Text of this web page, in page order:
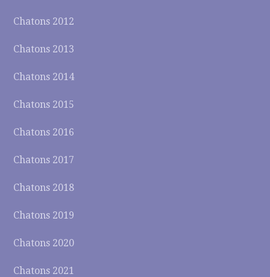
Chatons 2012
Chatons 2013
Chatons 2014
Chatons 2015
Chatons 2016
Chatons 2017
Chatons 2018
Chatons 2019
Chatons 2020
Chatons 2021